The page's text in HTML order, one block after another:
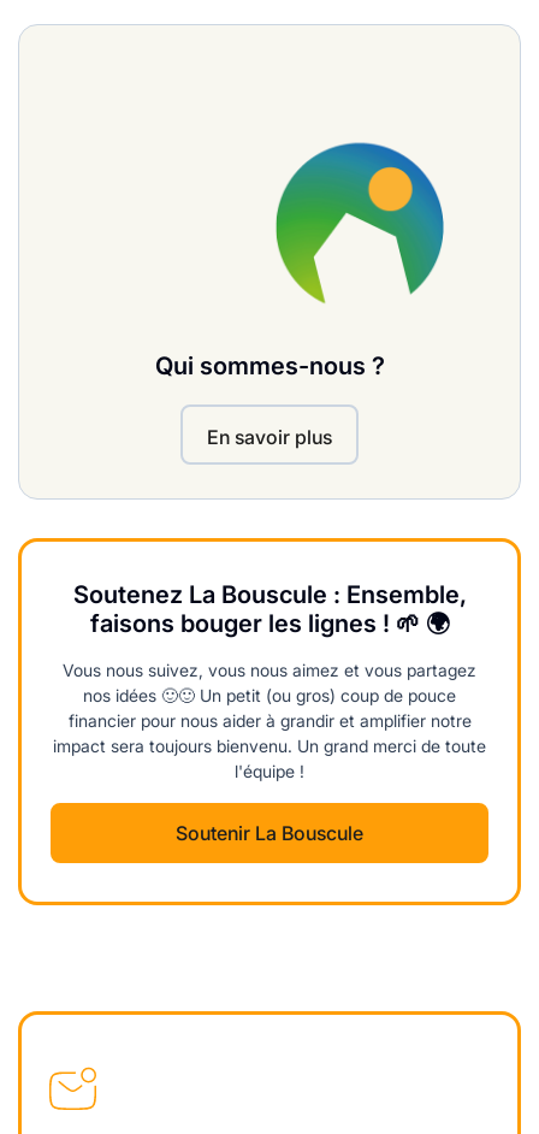
Qui sommes-nous ?
En savoir plus
Soutenez La Bouscule : Ensemble,
faisons bouger les lignes ! 🌱 🌍
Vous nous suivez, vous nous aimez et vous partagez
nos idées 🙂🙂 Un petit (ou gros) coup de pouce
financier pour nous aider à grandir et amplifier notre
impact sera toujours bienvenu. Un grand merci de toute
l'équipe !
Soutenir La Bouscule